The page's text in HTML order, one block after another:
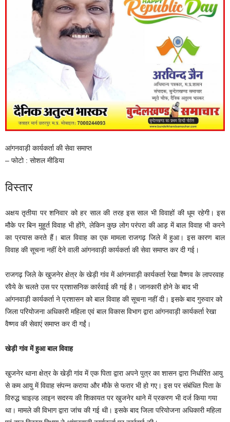
आंगनवाड़ी कार्यकर्ता की सेवा समाप्त
– फोटो : सोशल मीडिया
विस्तार
अक्षय तृतीया पर शनिवार को हर साल की तरह इस साल भी विवाहों की धूम रहेगी। इस
मौके पर बिन मुहूर्त विवाह भी होंगे, लेकिन कुछ लोग परंपरा की आड़ में बाल विवाह भी करने
का प्रयास करते हैं। बाल विवाह का एक मामला राजगढ़ जिले में हुआ। इस कारण बाल
विवाह की सूचना नहीं देने वाली आंगनवाड़ी कार्यकर्ता की सेवा समाप्त कर दी गई।
राजगढ़ जिले के खुजनेर क्षेत्र के खेड़ी गांव में आंगनवाड़ी कार्यकर्ता रेखा वैष्णव के लापरवाह
रवैये के चलते उस पर प्रशासनिक कार्रवाई की गई है। जानकारी होने के बाद भी
आंगनवाड़ी कार्यकर्ता ने प्रशासन को बाल विवाह की सूचना नहीं दी। इसके बाद गुरुवार को
जिला परियोजना अधिकारी महिला एवं बाल विकास विभाग द्वारा आंगनवाड़ी कार्यकर्ता रेखा
वैष्णव की सेवाएं समाप्त कर दी गईं।
खेड़ी गांव में हुआ बाल विवाह
खुजनेर थाना क्षेत्र के खेड़ी गांव में एक पिता द्वारा अपने पुत्र का शासन द्वारा निर्धारित आयु
से कम आयु में विवाह संपन्न कराया और मौके से फरार भी हो गए। इस पर संबंधित पिता के
विरुद्ध चाइल्ड लाइन सदस्य की शिकायत पर खुजनेर थाने में प्रकरण भी दर्ज किया गया
था। मामले की विभाग द्वारा जांच की गई थी। इसके बाद जिला परियोजना अधिकारी महिला